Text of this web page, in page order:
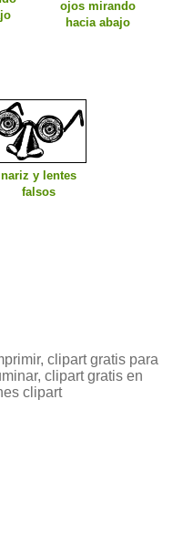
ojos mirando
hacia abajo
nariz y lentes
falsos
clipart gratis para
clipart gratis en
clipart